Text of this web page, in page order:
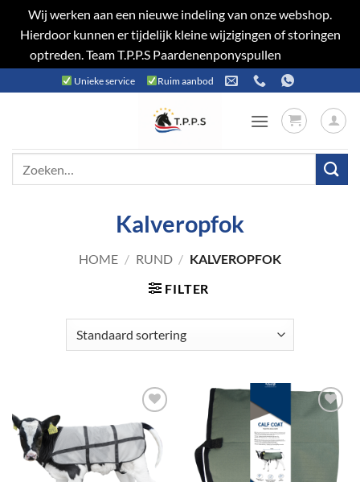
Wij werken aan een nieuwe indeling van onze webshop.
Hierdoor kunnen er tijdelijk kleine wijzigingen of storingen
optreden. Team T.P.P.S Paardenenponyspullen
naar
Unieke service Ruim aanbod
Kalveropfok
HOME / RUND / KALVEROPFOK
FILTER